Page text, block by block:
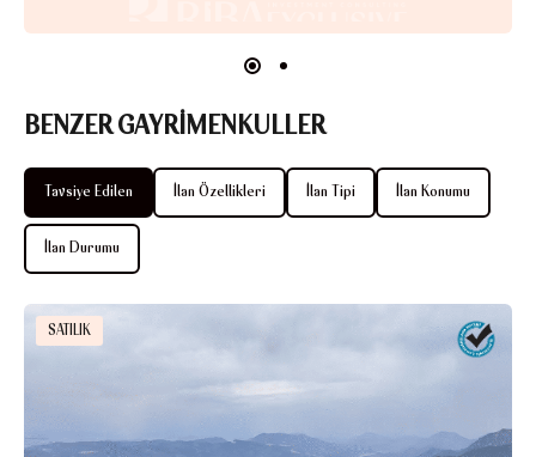
BENZER GAYRİMENKULLER
Tavsiye Edilen İlan Özellikleri İlan Tipi İlan Konumu
İlan Durumu
SATILIK